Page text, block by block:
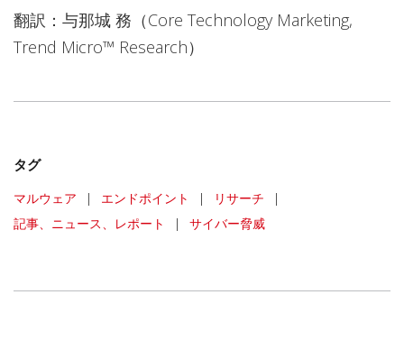
翻訳：与那城 務（Core Technology Marketing,
Trend Micro™ Research）
タグ
マルウェア | エンドポイント | リサーチ
|
記事、ニュース、レポート
| サイバー脅威